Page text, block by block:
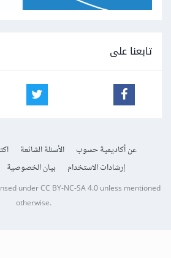
تابعنا على
عن أكاديمية حسوب الأسئلة الشائعة
إرشادات الاستخدام
بيان الخصوصية
underCC BY-NC-SA 4.0unless mentioned
otherwise.